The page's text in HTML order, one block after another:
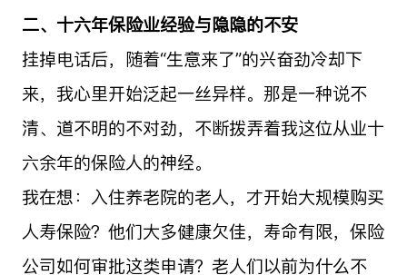
二、十六年保险业经验与隐隐的不安
挂掉电话后，随着“生意来了”的兴奋劲冷却下
来，我心里开始泛起一丝异样。那是一种说不
清、道不明的不对劲，不断拨弄着我这位从业十
六余年的保险人的神经。
我在想：入住养老院的老人，才开始大规模购买
人寿保险？他们大多健康欠佳，寿命有限，保险
公司如何审批这类申请？老人们以前为什么不